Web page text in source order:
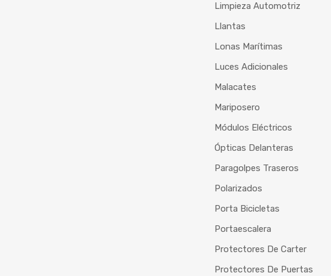
Limpieza Automotriz
Llantas
Lonas Marítimas
Luces Adicionales
Malacates
Mariposero
Módulos Eléctricos
Ópticas Delanteras
Paragolpes Traseros
Polarizados
Porta Bicicletas
Portaescalera
Protectores De Carter
Protectores De Puertas